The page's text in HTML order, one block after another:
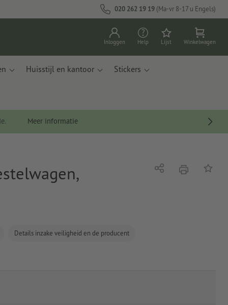
020 262 19 19 (Ma-vr 8-17 u Engels)
Inloggen Help Lijst Winkelwagen
Huisstijl en kantoor Stickers
Meer informatie
Details inzake veiligheid en de producent
Delen afdrukkenOp de